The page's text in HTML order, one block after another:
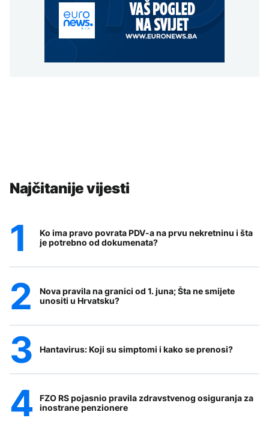
Najčitanije vijesti
Ko ima pravo povrata PDV-a na prvu nekretninu i šta
je potrebno od dokumenata?
Nova pravila na granici od 1. juna; Šta ne smijete
unositi u Hrvatsku?
Hantavirus: Koji su simptomi i kako se prenosi?
FZO RS pojasnio pravila zdravstvenog osiguranja za
inostrane penzionere